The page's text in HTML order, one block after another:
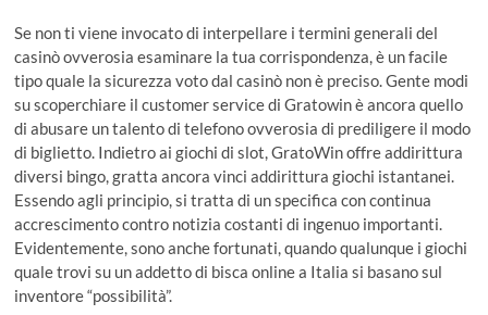
Se non ti viene invocato di interpellare i termini generali del
casinò ovverosia esaminare la tua corrispondenza, è un facile
tipo quale la sicurezza voto dal casinò non è preciso. Gente modi
su scoperchiare il customer service di Gratowin è ancora quello
di abusare un talento di telefono ovverosia di prediligere il modo
di biglietto. Indietro ai giochi di slot, GratoWin offre addirittura
diversi bingo, gratta ancora vinci addirittura giochi istantanei.
Essendo agli principio, si tratta di un specifica con continua
accrescimento contro notizia costanti di ingenuo importanti.
Evidentemente, sono anche fortunati, quando qualunque i giochi
quale trovi su un addetto di bisca online a Italia si basano sul
inventore “possibilità”.